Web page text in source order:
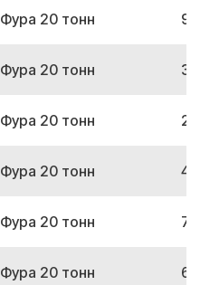
Фура 20 тонн
Фура 20 тонн
Фура 20 тонн
Фура 20 тонн
Фура 20 тонн
Фура 20 тонн